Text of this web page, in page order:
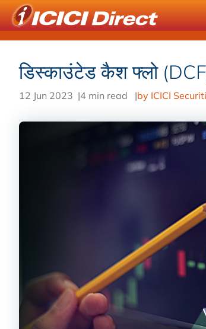
डिस्काउंटेड कैश फ्लो
12 Jun 2023 |4 min read |by ICICI